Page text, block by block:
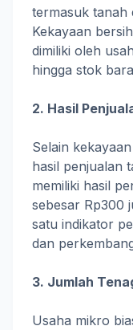
termasuk tanah
Kekayaan
dimiliki oleh
hingga stok
2. Hasil
Selain
hasil penjualan
memiliki hasil
sebesar Rp300
satu indikator
dan
3. Jumlah
Usaha mikro